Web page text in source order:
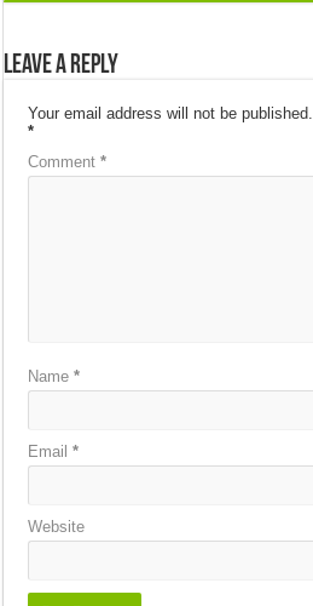
Leave a Reply
Your email address will not be published.
*
Comment*
Name*
Email*
Website